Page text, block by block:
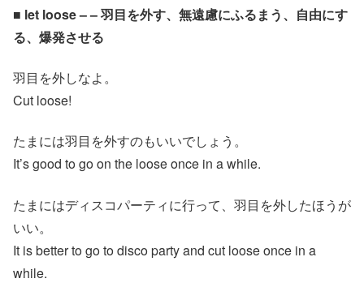
■ let loose – – 羽目を外す、無遠慮にふるまう、自由にす
る、爆発させる
羽目を外しなよ。
Cut loose!
たまには羽目を外すのもいいでしょう。
It’s good to go on the loose once in a while.
たまにはディスコパーティに行って、羽目を外したほうが
いい。
It is better to go to disco party and cut loose once in a
while.